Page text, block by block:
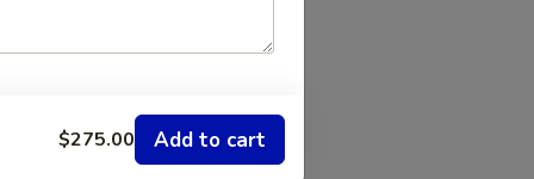
$275.00 Add to cart